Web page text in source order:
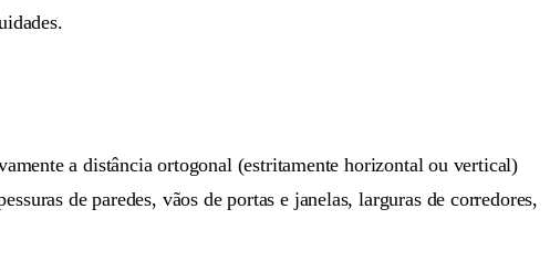
a distância ortogonal (estritamente horizontal ou vertical)
de paredes, vãos de portas e janelas, larguras de corredores,